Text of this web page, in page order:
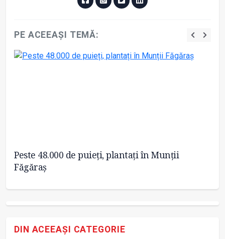
PE ACEEAȘI TEMĂ:
Peste 48.000 de puieți, plantați în Munții
Făgăraș
DIN ACEEAȘI CATEGORIE